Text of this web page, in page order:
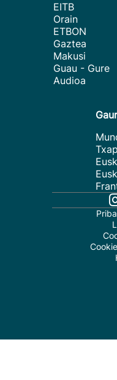
EITB
Orain
ETBON
Gaztea
Makusi
Guau - Gure
Audioa